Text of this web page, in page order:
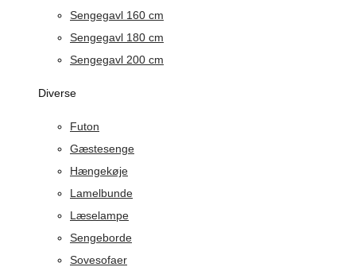
Sengegavl 160 cm
Sengegavl 180 cm
Sengegavl 200 cm
Diverse
Futon
Gæstesenge
Hængekøje
Lamelbunde
Læselampe
Sengeborde
Sovesofaer